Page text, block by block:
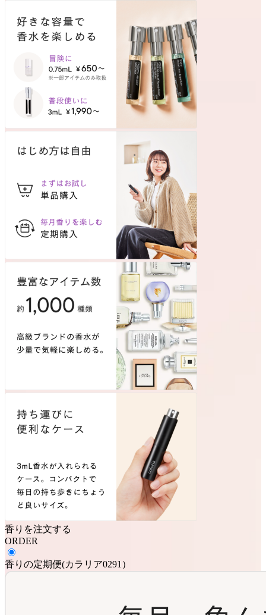
香りを注文する
ORDER
香りの定期便(カラリア0291 ）